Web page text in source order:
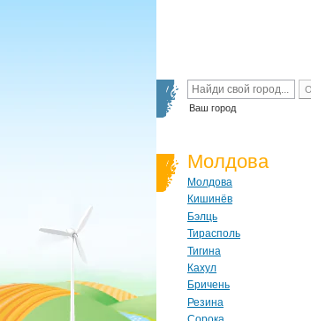
Ваш город
Молдова
Молдова
Кишинёв
Бэлць
Тирасполь
Тигина
Кахул
Бричень
Резина